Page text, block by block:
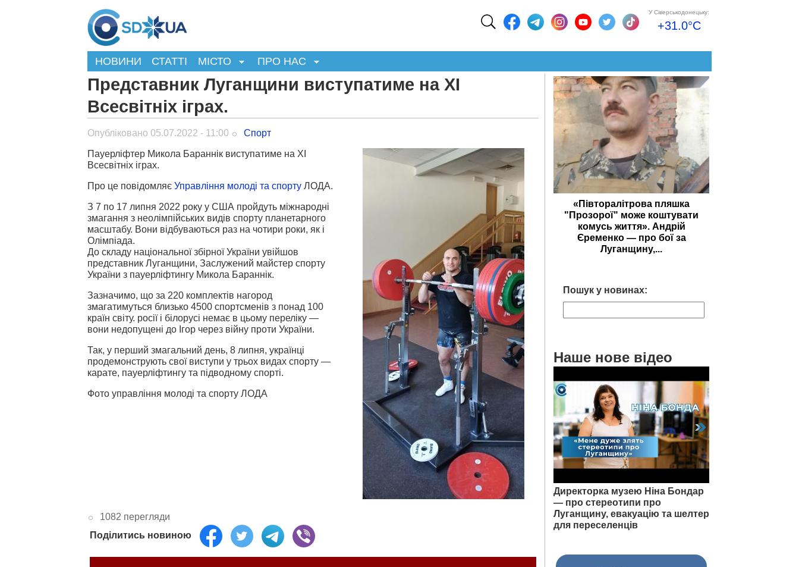
У Сіверськодонецьку:
+31.0°C
НОВИНИ СТАТТІ МІСТО ПРО НАС
Представник Луганщини виступатиме на ХІ
Всесвітніх іграх.
Опубліковано 05.07.2022 - 11:00 Спорт
Пауерліфтер Микола Бараннік виступатиме на ХІ
Всесвітніх іграх.
Про це повідомляє Управління молоді та спорту ЛОДА.
З 7 по 17 липня 2022 року у США пройдуть міжнародні
змагання з неолімпійських видів спорту планетарного
масштабу. Вони відбуваються раз на чотири роки, як і
Олімпіада.
До складу національної збірної України увійшов
представник Луганщини, Заслужений майстер спорту
України з пауерліфтингу Микола Бараннік.
Зазначимо, що за 220 комплектів нагород
змагатимуться близько 4500 спортсменів з понад 100
країн світу. росії і білорусі немає в цьому переліку —
вони недопущені до Ігор через війну проти України.
Так, у перший змагальний день, 8 липня, українці
продемонструють свої виступи у трьох видах спорту —
карате, пауерліфтингу та підводному спорті.
Фото управління молоді та спорту ЛОДА
1082 перегляди
Поділитись новиною
«Півторалітрова пляшка
"Прозорої" може коштувати
комусь життя». Андрій
Єременко — про бої за
Луганщину,...
Пошук у новинах:
Наше нове відео
Директорка музею Ніна Бондар
— про стереотипи про
Луганщину, евакуацію та шелтер
для переселенців